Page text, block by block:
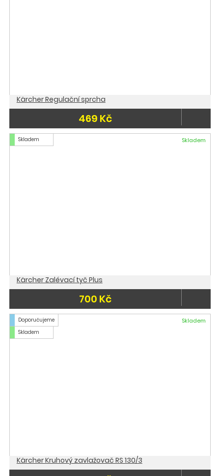
Kärcher Regulační sprcha
469 Kč
Skladem Skladem
Kärcher Zalévací tyč Plus
700 Kč
Doporučujeme
Skladem
Skladem
Kärcher Kruhový zavlažovač RS 130/3